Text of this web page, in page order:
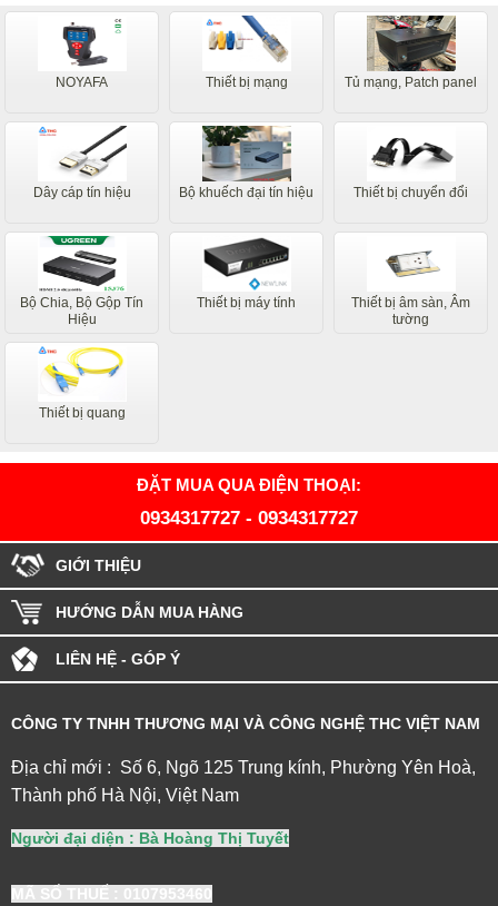
NOYAFA Thiết bị mạng Tủ mạng, Patch panel
Dây cáp tín hiệu Bộ khuếch đại tín hiệu Thiết bị chuyển đổi
Bộ Chia, Bộ Gộp Tín
Hiệu
Thiết bị máy tính
Thiết bị âm sàn, Âm
tường
Thiết bị quang
ĐẶT MUA QUA ĐIỆN THOẠI:
0934317727 - 0934317727
GIỚI THIỆU
HƯỚNG DẪN MUA HÀNG
LIÊN HỆ - GÓP Ý
CÔNG TY TNHH THƯƠNG MẠI VÀ CÔNG NGHỆ THC VIỆT NAM
Địa chỉ mới : Số 6, Ngõ 125 Trung kính, Phường Yên Hoà,
Thành phố Hà Nội, Việt Nam
Người đại diện : Bà Hoàng Thị Tuyết
MÃ SỐ THUẾ : 0107953460